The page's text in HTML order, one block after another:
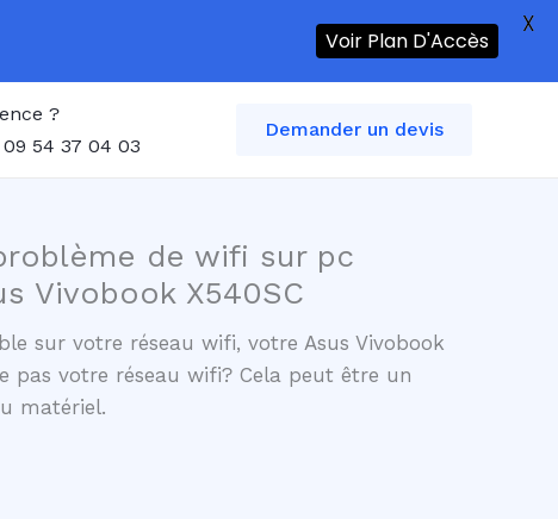
?
54 37 04 03
Demander un devis
de wifi sur pc
Vivobook X540SC
sur votre réseau wifi, votre Asus Vivobook
pas votre réseau wifi? Cela peut être un
matériel.
Voir Plan D'Accès
X